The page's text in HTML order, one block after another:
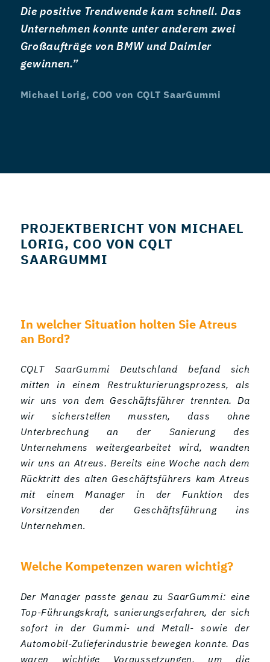
Die positive Trendwende kam schnell. Das
Unternehmen konnte unter anderem zwei
Großaufträge von BMW und Daimler
gewinnen.”
Michael Lorig, COO von CQLT SaarGummi
Atreus hat die SaarGummi-Belegschaft auf
die Zukunft des Unternehmens mit einer
neuen Organisation und schlankeren,
innovativen Prozessen neu ausgerichtet.”
Michael Lorig, COO von CQLT SaarGummi
PROJEKTBERICHT VON MICHAEL
LORIG, COO VON CQLT
SAARGUMMI
In welcher Situation holten Sie Atreus
an Bord?
CQLT SaarGummi Deutschland befand sich
mitten in einem Restrukturierungsprozess, als
wir uns von dem Geschäftsführer trennten. Da
wir sicherstellen mussten, dass ohne
Unterbrechung an der Sanierung des
Unternehmens weitergearbeitet wird, wandten
wir uns an Atreus. Bereits eine Woche nach dem
Rücktritt des alten Geschäftsführers kam Atreus
mit einem Manager in der Funktion des
Vorsitzenden der Geschäftsführung ins
Unternehmen.
Welche Kompetenzen waren wichtig?
Der Manager passte genau zu SaarGummi: eine
Top-Führungskraft, sanierungserfahren, der sich
sofort in der Gummi- und Metall- sowie der
Automobil-Zulieferindustrie bewegen konnte. Das
waren wichtige Voraussetzungen, um die